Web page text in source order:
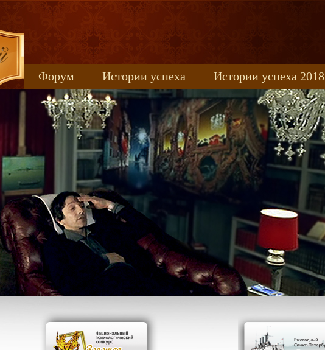
Форум Истории успеха
Истории успеха 2018
Книжные новинки
uspeh_2017